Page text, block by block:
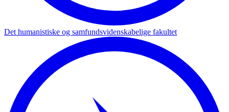
Det humanistiske og samfundsvidenskabelige fakultet